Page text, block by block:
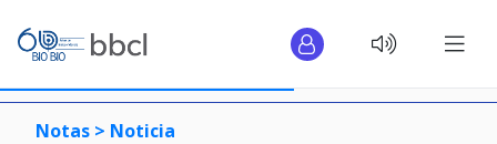
Notas > Noticia